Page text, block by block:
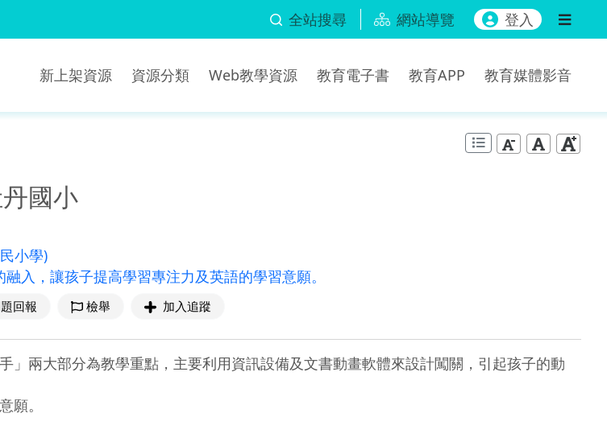
全站搜尋 網站導覽 登入
新上架資源 資源分類 Web教學資源 教育電子書 教育APP 教育媒體影音
國小
小學)
入，讓孩子提高學習專注力及英語的學習意願。
回報 檢舉 加入追蹤
兩大部分為教學重點，主要利用資訊設備及文書動畫軟體來設計闖關，引起孩子的動